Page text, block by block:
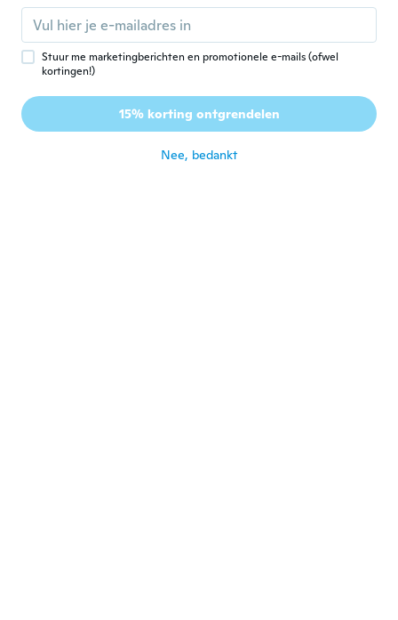
L
Lid geworden van
2023
Stuur me marketingberichten en promotionele e-mails (ofwel
kortingen!)
15% korting ontgrendelen
Nee, bedankt